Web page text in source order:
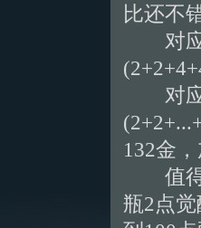
比还不
对应
对应
132金
值得
瓶2点